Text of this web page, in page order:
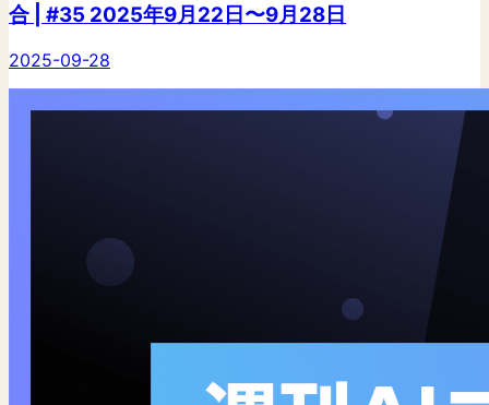
合 | #35 2025年9月22日〜9月28日
2025-09-28